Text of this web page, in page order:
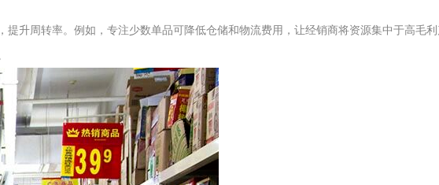
升周转率。例如，专注少数单品可降低仓储和物流费用，让经销商将资源集中于高毛